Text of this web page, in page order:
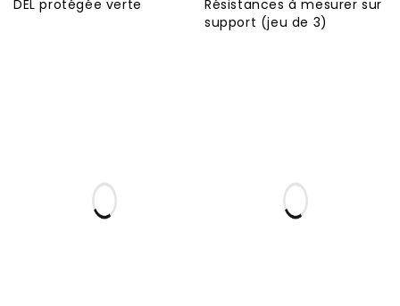
DEL protégée verte
Résistances à mesurer sur
support (jeu de 3)